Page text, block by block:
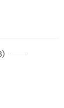
3）——